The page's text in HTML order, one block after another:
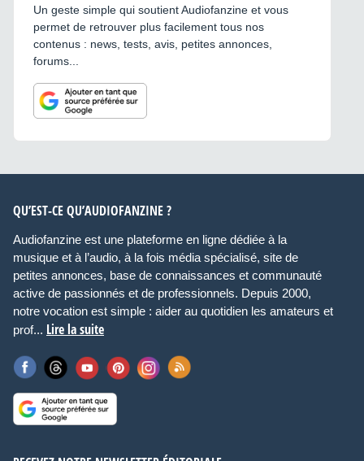
Un geste simple qui soutient Audiofanzine et vous
permet de retrouver plus facilement tous nos
contenus : news, tests, avis, petites annonces,
forums...
QU’EST-CE QU’AUDIOFANZINE ?
Audiofanzine est une plateforme en ligne dédiée à la
musique et à l’audio, à la fois média spécialisé, site de
petites annonces, base de connaissances et communauté
active de passionnés et de professionnels. Depuis 2000,
notre vocation est simple : aider au quotidien les amateurs et
prof... Lire la suite